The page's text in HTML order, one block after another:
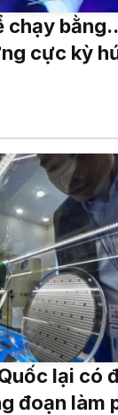
chạy
cực kỳ
lại có
đoạn làm